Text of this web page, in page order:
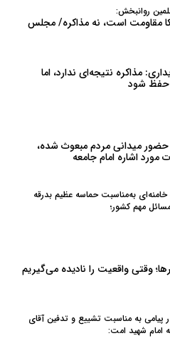
روانبخش:
مقاومت است، نه مذاکره/ مجلس
مذاکره نتیجه‌ای ندارد، اما
حفظ شود
میدانی مردم مبعوث شده،
اشاره امام جامعه
به‌مناسبت حماسه عظیم بدرقه
مهم کشور؛
وقتی واقعیت را نادیده می‌گیریم
پیامی به‌ مناسبت تشییع و تدفین آقای
امام شهید امت: